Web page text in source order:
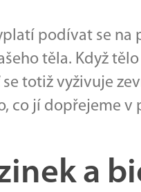
podívat se na
těla. Když
totiž vyživuje
co jí dopřejeme
a